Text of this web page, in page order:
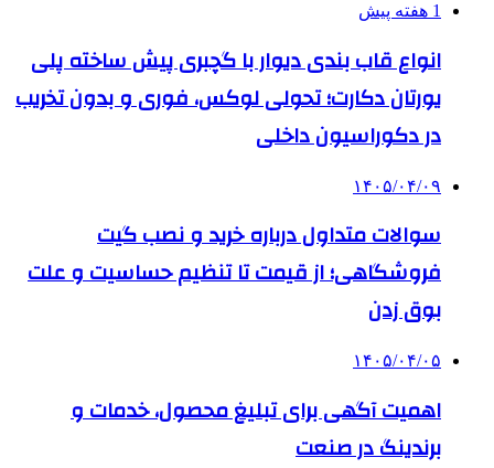
1 هفته پیش
انواع قاب بندی دیوار با گچبری پیش ساخته پلی
یورتان دکارت؛ تحولی لوکس، فوری و بدون تخریب
در دکوراسیون داخلی
۱۴۰۵/۰۴/۰۹
سوالات متداول درباره خرید و نصب گیت
فروشگاهی؛ از قیمت تا تنظیم حساسیت و علت
بوق زدن
۱۴۰۵/۰۴/۰۵
اهمیت آگهی برای تبلیغ محصول، خدمات و
برندینگ در صنعت